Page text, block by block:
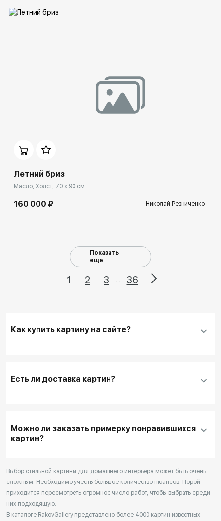
Летний бриз
Масло, Холст, 70 x 90 см
160 000 ₽ Николай Резниченко
Показать
еще
1 2 3 36
Как купить картину на сайте?
контактные данные и адрес
Для оплаты другим способом или для запроса
дополнительной информации перед покупкой
После оформления заказа (в течение 1 дня) с
Вами свяжется наш менеджер для уточнения
Есть ли доставка картин?
Можно ли заказать примерку понравившихся
картин?
Мы доставляем выбранные произведения на
Выбор стильной картины для домашнего интерьера может быть очень
сложным. Необходимо учесть большое количество нюансов. Порой
приходится пересмотреть огромное число работ, чтобы выбрать среди
них подходящую.
В каталоге RakovGallery представлено более 4000 картин известных